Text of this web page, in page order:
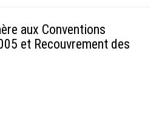
aux Conventions
et Recouvrement des